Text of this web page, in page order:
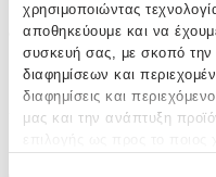
χρησιμοποιώντας
αποθηκεύουμε και να
συσκευή σας, με σκοπό την
διαφημίσεων και
διαφημίσεις και
μας και την ανάπτυξη
τμχ
Φύλο:
Κορίτσι
Χρώμα: